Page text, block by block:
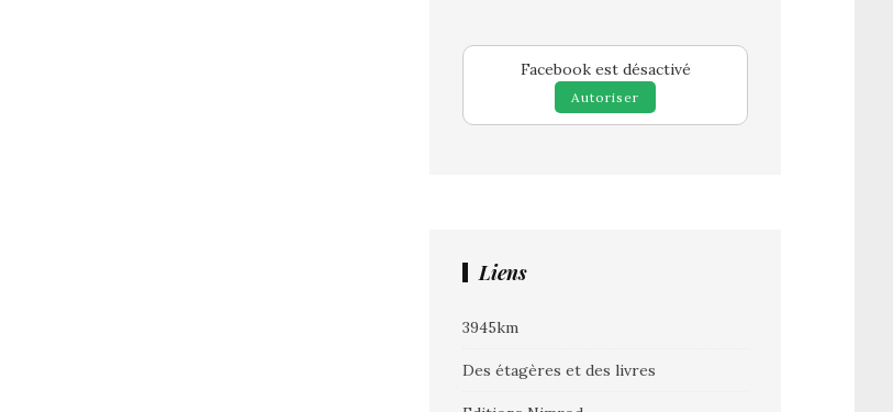
Facebook est désactivé
Autoriser
Liens
3945km
Des étagères et des livres